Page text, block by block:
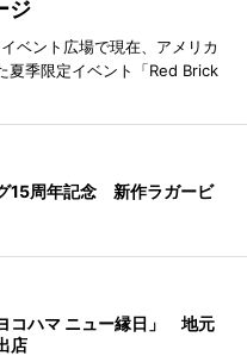
ジ
ベント広場で現在、アメリカ
夏季限定イベント「Red Brick
15周年記念 新作ラガービ
コハマ ニュー縁日」 地元
店